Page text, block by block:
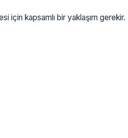
için kapsamlı bir yaklaşım gerekir.